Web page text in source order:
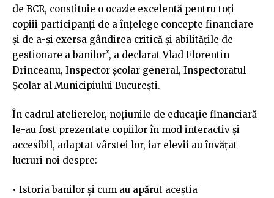
de BCR, constituie o ocazie excelentă pentru toți
copiii participanți de a înțelege concepte financiare
și de a-și exersa gândirea critică și abilitățile de
gestionare a banilor”, a declarat Vlad Florentin
Drinceanu, Inspector școlar general, Inspectoratul
Școlar al Municipiului București.
În cadrul atelierelor, noțiunile de educație financiară
le-au fost prezentate copiilor în mod interactiv și
accesibil, adaptat vârstei lor, iar elevii au învățat
lucruri noi despre:
• Istoria banilor și cum au apărut aceștia